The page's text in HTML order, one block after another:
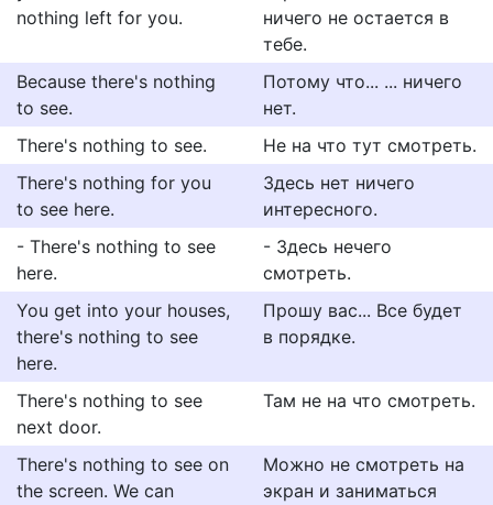
nothing left for you.
ничего не остается в
тебе.
Because there's nothing
to see.
Потому что... ... ничего
нет.
There's nothing to see.
Не на чтo тyт смoтреть.
There's nothing for you
to see here.
Здесь нет ничего
интересного.
- There's nothing to see
here.
- Здесь нечего
смотреть.
You get into your houses,
there's nothing to see
here.
Прошу вас... Все будет
в порядке.
There's nothing to see
next door.
Там не на что смотреть.
There's nothing to see on
the screen. We can
Можно не смотреть на
экран и заниматься